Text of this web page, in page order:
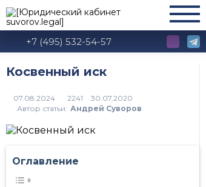
+7 (495) 532-54-57
Косвенный иск
2241
Автор статьи: Андрей Суворов
Оглавление